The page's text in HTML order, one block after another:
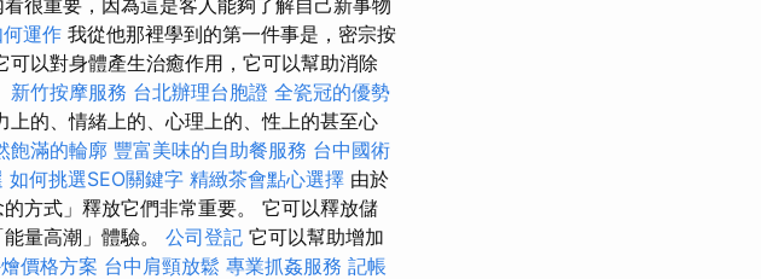
運作 我從他那裡學到的第一件事是，密宗按
以對身體產生治癒作用，它可以幫助消除
新竹按摩服務 台北辦理台胞證 全瓷冠的優勢
的、情緒上的、心理上的、性上的甚至心
飽滿的輪廓 豐富美味的自助餐服務 台中國術
如何挑選SEO關鍵字 精緻茶會點心選擇 由於
方式」釋放它們非常重要。 它可以釋放儲
量高潮」體驗。 公司登記 它可以幫助增加
價格方案 台中肩頸放鬆 專業抓姦服務 記帳